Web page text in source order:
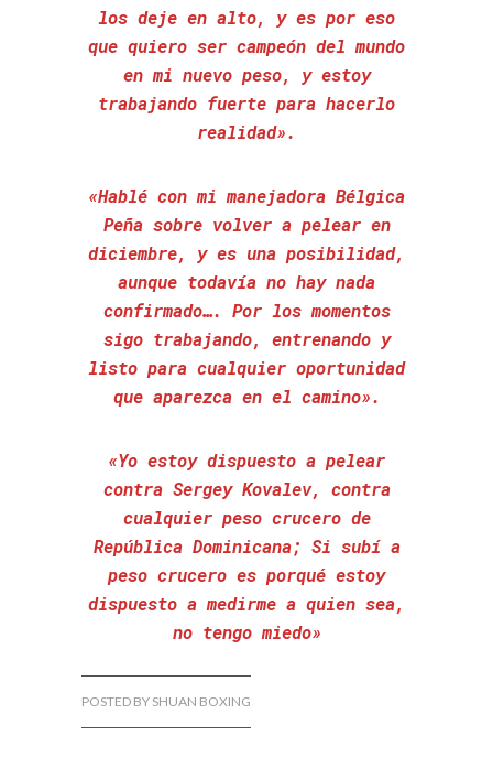
los deje en alto, y es por eso
que quiero ser campeón del mundo
en mi nuevo peso, y estoy
trabajando fuerte para hacerlo
realidad».
«Hablé con mi manejadora Bélgica
Peña sobre volver a pelear en
diciembre, y es una posibilidad,
aunque todavía no hay nada
confirmado…. Por los momentos
sigo trabajando, entrenando y
listo para cualquier oportunidad
que aparezca en el camino».
«Yo estoy dispuesto a pelear
contra Sergey Kovalev, contra
cualquier peso crucero de
República Dominicana; Si subí a
peso crucero es porqué estoy
dispuesto a medirme a quien sea,
no tengo miedo»
POSTED BY SHUAN BOXING